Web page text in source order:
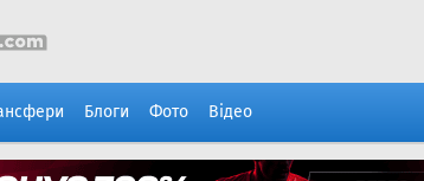
Блоги Фото Відео